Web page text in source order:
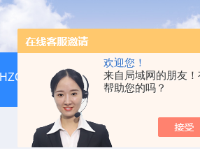
欢迎您！
来自局域网的朋友！
帮助您的吗？
HZQ-F160全温振荡培养箱厂家价格